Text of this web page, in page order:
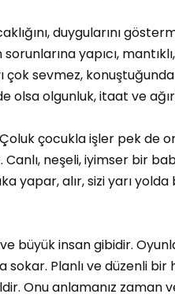
duygularını
yapıcı,
sevmez,
olsa olgunluk, itaat ve
çocukla işler pek de
neşeli, iyimser bir
yapar, alır, sizi yarı
büyük insan gibidir.
sokar. Planlı ve düzenli
Onu anlamanız zaman